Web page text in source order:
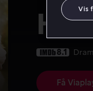
8.1
Få
Vis